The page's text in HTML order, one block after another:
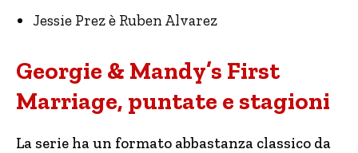
Jessie Prez è Ruben Alvarez
Georgie & Mandy’s First
Marriage, puntate e stagioni
La serie ha un formato abbastanza classico da